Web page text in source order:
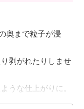
奥まで粒子が浸
剥がれたりしませ
うな仕上がりに。